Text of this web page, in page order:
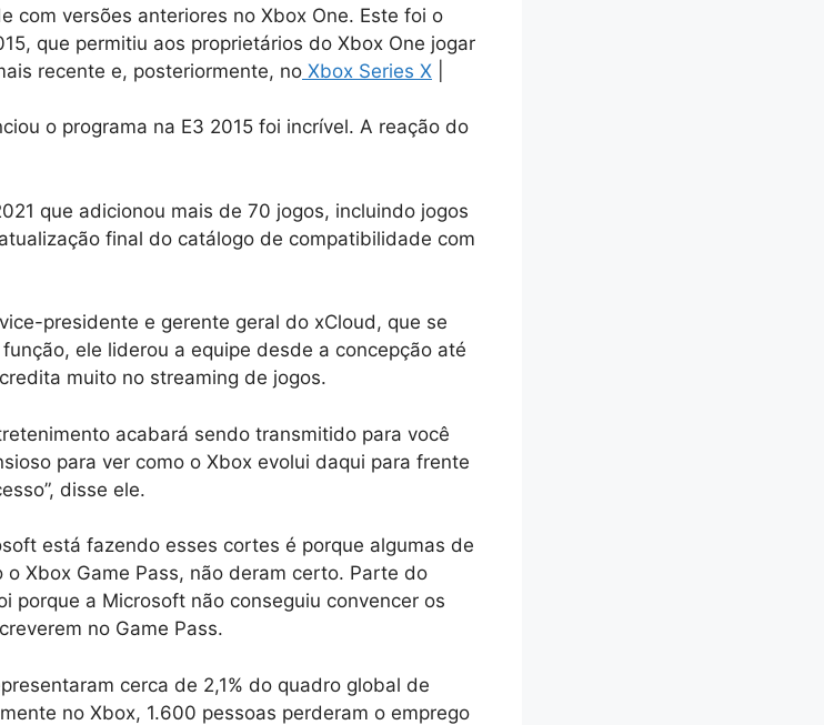
com versões anteriores no Xbox One. Este foi o
que permitiu aos proprietários do Xbox One jogar
recente e, posteriormente, no Xbox Series X
o programa na E3 2015 foi incrível. A reação do
que adicionou mais de 70 jogos, incluindo jogos
final do catálogo de compatibilidade com
presidente e gerente geral do xCloud, que se
ele liderou a equipe desde a concepção até
muito no streaming de jogos.
acabará sendo transmitido para você
para ver como o Xbox evolui daqui para frente
disse ele.
está fazendo esses cortes é porque algumas de
Xbox Game Pass, não deram certo. Parte do
porque a Microsoft não conseguiu convencer os
no Game Pass.
cerca de 2,1% do quadro global de
no Xbox, 1.600 pessoas perderam o emprego